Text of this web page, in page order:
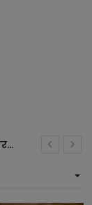
भारत अपडेट: नया राष्ट्रीय समाचार चैनल जल्द ही लॉन्च होगा